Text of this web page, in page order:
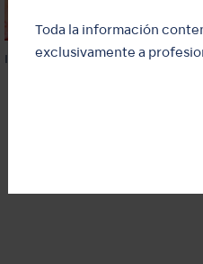
Toda la información
exclusivamente a
Injerto en el seno